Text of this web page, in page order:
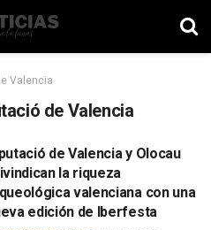
Valencia
de Valencia
de Valencia y Olocau
la riqueza
valenciana con una
edición de Iberfesta